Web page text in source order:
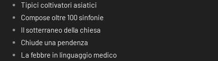
Tipici coltivatori asiatici
Compose oltre 100 sinfonie
Il sotterraneo della chiesa
Chiude una pendenza
La febbre in linguaggio medico